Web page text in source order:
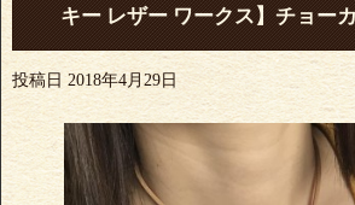
キー レザー ワークス】チョー
投稿日 2018年4月29日